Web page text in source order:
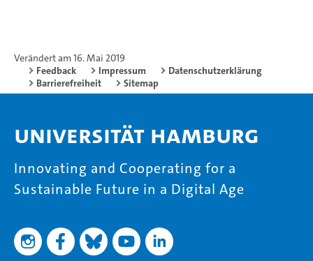
Verändert am 16. Mai 2019
Feedback
Impressum
Datenschutzerklärung
Barrierefreiheit
Sitemap
Universität Hamburg
Innovating and Cooperating for a
Sustainable Future in a Digital Age